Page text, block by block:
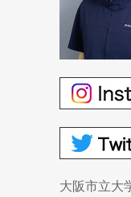
大阪市立大